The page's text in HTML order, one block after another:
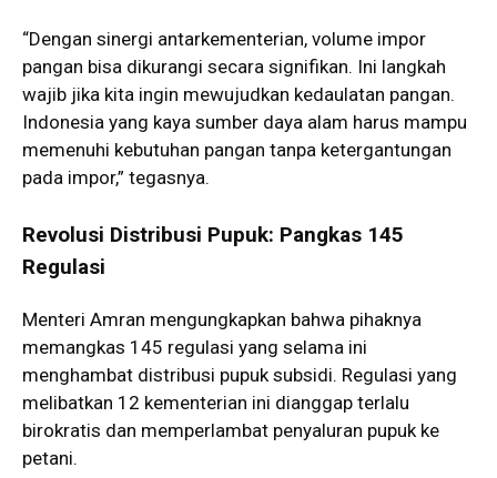
“Dengan sinergi antarkementerian, volume impor
pangan bisa dikurangi secara signifikan. Ini langkah
wajib jika kita ingin mewujudkan kedaulatan pangan.
Indonesia yang kaya sumber daya alam harus mampu
memenuhi kebutuhan pangan tanpa ketergantungan
pada impor,” tegasnya.
Revolusi Distribusi Pupuk: Pangkas 145
Regulasi
Menteri Amran mengungkapkan bahwa pihaknya
memangkas 145 regulasi yang selama ini
menghambat distribusi pupuk subsidi. Regulasi yang
melibatkan 12 kementerian ini dianggap terlalu
birokratis dan memperlambat penyaluran pupuk ke
petani.